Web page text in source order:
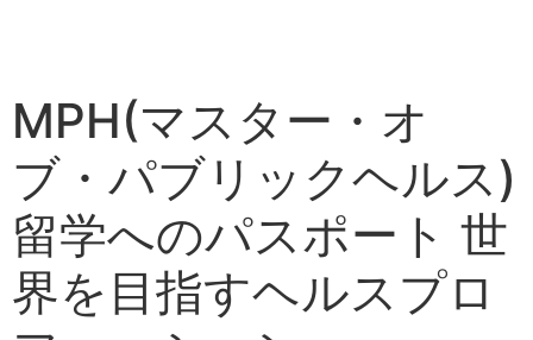
MPH(マスター・オ
ブ・パブリックヘルス)
留学へのパスポート 世
界を目指すヘルスプロ